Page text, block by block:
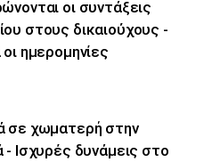
οι συντάξεις
στους δικαιούχους -
ημερομηνίες
σε χωματερή στην
- Ισχυρές δυνάμεις στο